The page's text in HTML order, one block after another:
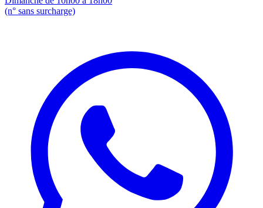
(n° sans surcharge)